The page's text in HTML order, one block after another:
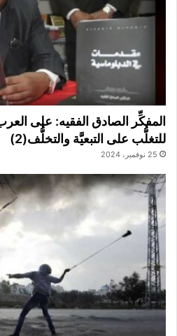
المفكِّر الصادق الفقيه: على
للتغلُّب على التبعيَّة والتخلُّف(2)
25 نوفمبر، 2024